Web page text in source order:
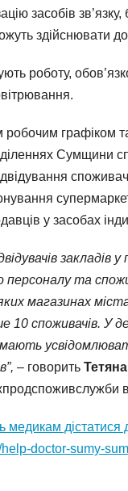
засобів
здійснювати
роботу,
графіком
Сумщини
у засобах
та
магазинах
10 споживачів. У
– говорить
в
дістатися
doctor-sumy-